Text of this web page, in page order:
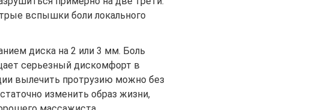
вспышки боли локального
диска на 2 или 3 мм. Боль
серьезный дискомфорт в
вылечить протрузию можно без
изменить образ жизни,